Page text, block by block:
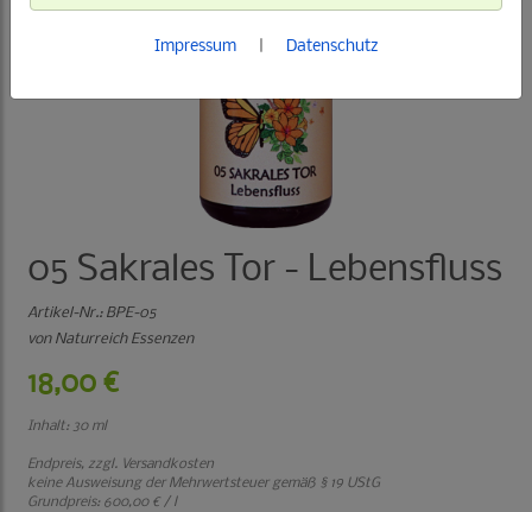
05 Sakrales Tor - Lebensfluss
Artikel-Nr.: BPE-05
von Naturreich Essenzen
18,00 €
Inhalt: 30 ml
Endpreis, zzgl. Versandkosten
keine Ausweisung der Mehrwertsteuer gemäß § 19 UStG
Grundpreis: 600,00 € / l
Impressum | Datenschutz